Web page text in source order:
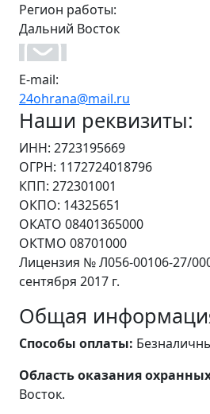
Регион работы:
Дальний Восток
E-mail:
24ohrana@mail.ru
Наши реквизиты:
ИНН: 2723195669
ОГРН: 1172724018796
КПП: 272301001
ОКПО: 14325651
ОКАТО 08401365000
ОКТМО 08701000
Лицензия № Л056-00106-27/
сентября 2017 г.
Общая
Способы оплаты:
Область оказания
Восток.